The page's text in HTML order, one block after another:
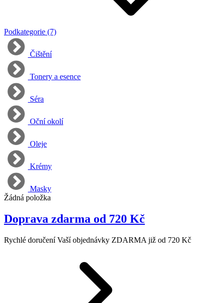
Podkategorie (7)
Čištění
Tonery a esence
Séra
Oční okolí
Oleje
Krémy
Masky
Žádná položka
Doprava zdarma od 720 Kč
Rychlé doručení Vaší objednávky ZDARMA již od 720 Kč